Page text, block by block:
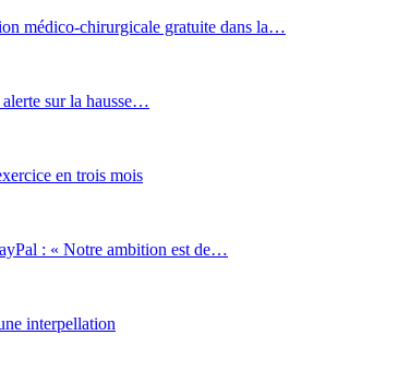
médico-chirurgicale gratuite dans la…
sur la hausse…
en trois mois
: « Notre ambition est de…
interpellation